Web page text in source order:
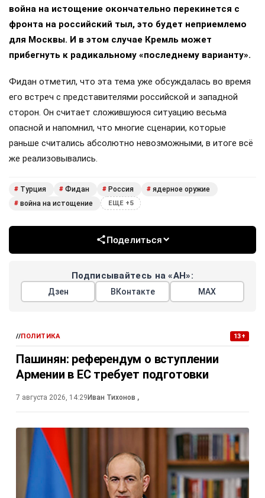
война на истощение окончательно перекинется с
фронта на российский тыл, это будет неприемлемо
для Москвы. И в этом случае Кремль может
прибегнуть к радикальному «последнему варианту».
Фидан отметил, что эта тема уже обсуждалась во время
его встреч с представителями российской и западной
сторон. Он считает сложившуюся ситуацию весьма
опасной и напомнил, что многие сценарии, которые
раньше считались абсолютно невозможными, в итоге всё
же реализовывались.
# Турция # Фидан # Россия # ядерное оружие
# война на истощение ЕЩЕ +5
Поделиться
Подписывайтесь на «АН»:
Дзен ВКонтакте МАХ
//ПОЛИТИКА 13+
Пашинян: референдум о вступлении
Армении в ЕС требует подготовки
7 августа 2026, 14:29Иван Тихонов ,